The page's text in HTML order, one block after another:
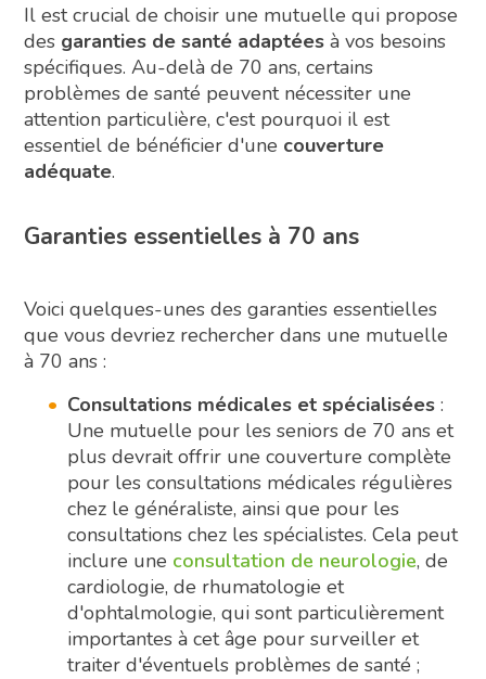
Il est crucial de choisir une mutuelle qui propose
des garanties de santé adaptées à vos besoins
spécifiques. Au-delà de 70 ans, certains
problèmes de santé peuvent nécessiter une
attention particulière, c'est pourquoi il est
essentiel de bénéficier d'une couverture
adéquate.
Garanties essentielles à 70 ans
Voici quelques-unes des garanties essentielles
que vous devriez rechercher dans une mutuelle
à 70 ans :
Consultations médicales et spécialisées :
Une mutuelle pour les seniors de 70 ans et
plus devrait offrir une couverture complète
pour les consultations médicales régulières
chez le généraliste, ainsi que pour les
consultations chez les spécialistes. Cela peut
inclure une consultation de neurologie, de
cardiologie, de rhumatologie et
d'ophtalmologie, qui sont particulièrement
importantes à cet âge pour surveiller et
traiter d'éventuels problèmes de santé ;